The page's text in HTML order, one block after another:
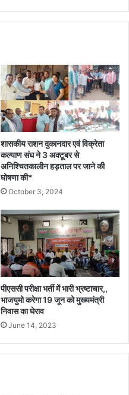
शासकीय राशन दुकानदार एवं विक्रेता
कल्याण संघ ने 3 अक्टूबर से
अनिश्चितकालीन हड़ताल पर जाने की
घोषणा की*
October 3, 2024
पीएससी परीक्षा भर्ती में भारी भ्रष्टाचार,,
भाजयुमो करेगा 19 जून को मुख्यमंत्री
निवास का घेराव
June 14, 2023